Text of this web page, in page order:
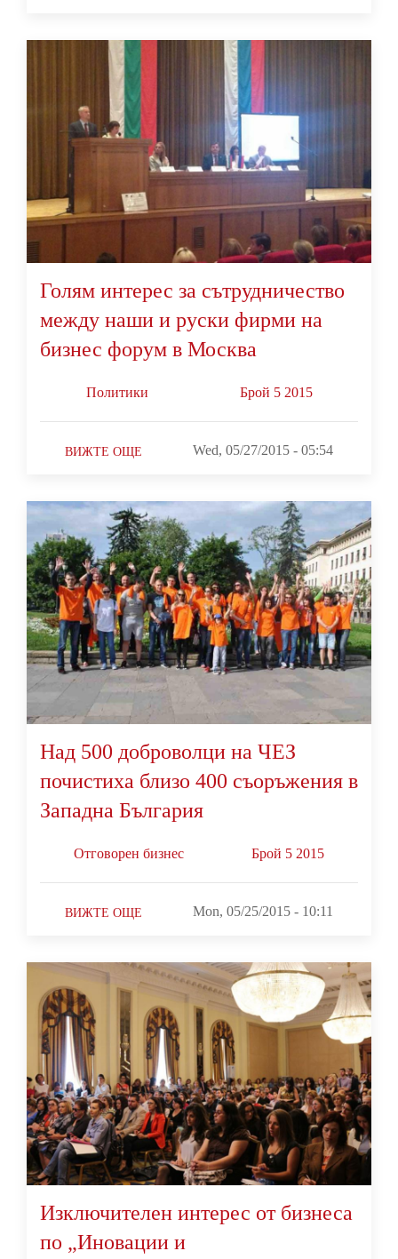
Голям интерес за сътрудничество
между наши и руски фирми на
бизнес форум в Москва
Политики Брой 5 2015
ВИЖТЕ ОЩЕ Wed, 05/27/2015 - 05:54
Над 500 доброволци на ЧЕЗ
почистиха близо 400 съоръжения в
Западна България
Oтговорен бизнес Брой 5 2015
ВИЖТЕ ОЩЕ Mon, 05/25/2015 - 10:11
Изключителен интерес от бизнеса
по „Иновации и